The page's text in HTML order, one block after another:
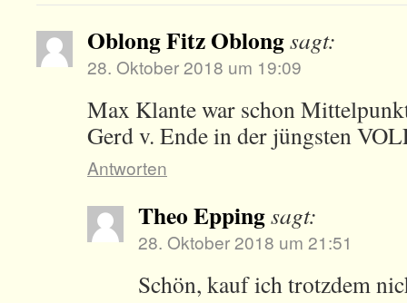
Oblong Fitz Oblongsagt:
28. Oktober 2018 um 19:09
Max Klante war schon
Gerd v. Ende in der jüngsten
Antworten
Theo Eppingsagt:
28. Oktober 2018 um 21:51
Schön, kauf ich trotzdem